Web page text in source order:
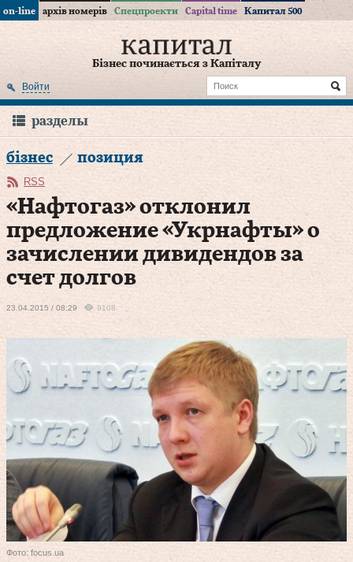
on-line архів номерів Спецпроекти Capital time Капитал 500
Бізнес починається з Капіталу
Войти
разделы
бізнес позиция
RSS
«Нафтогаз» отклонил
предложение «Укрнафты» о
зачислении дивидендов за
счет долгов
23.04.2015 / 08:29 9108
Фото: focus.ua